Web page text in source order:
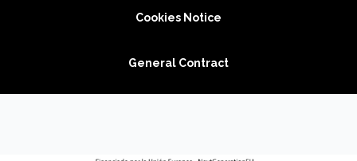
Cookies Notice
General Contract